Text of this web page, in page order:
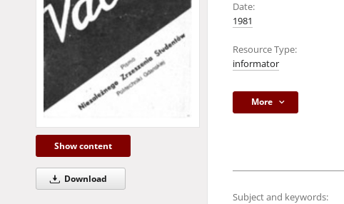
Show content
Download
Date:
1981
Resource Type:
informator
More
Subject and keywords: